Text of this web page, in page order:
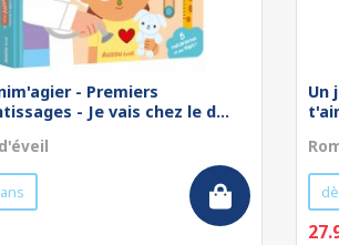
- Premiers
- Je vais chez le d...
Un